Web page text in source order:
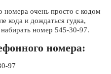
номера очень просто с кодом
кода и дождаться гудка,
номер 545-30-97.
номера:
97